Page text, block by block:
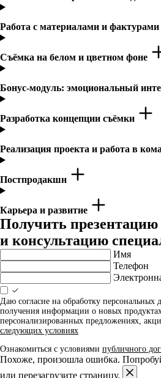
Работа с материалами и фактурами
Съёмка на белом и цветном фоне
Бонус-модуль: эмоциональный
Разработка концепции съёмки
Реализация проекта и работа в
Постпродакшн
Карьера и развитие
Получить презентацию
и консультацию
Имя
Телефон
Даю согласие на обработку
получения информации о новых
персонализированных предложениях,
следующих условиях
Ознакомиться с условиями публичного
Похоже, произошла ошибка.
или перезагрузите страницу.